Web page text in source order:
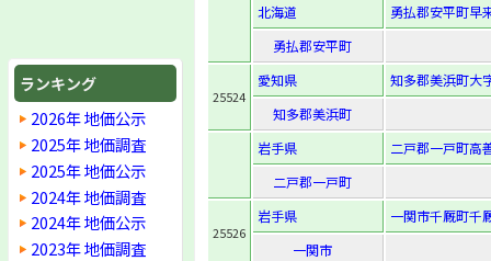
ランキング
2026年 地価公示
2025年 地価調査
2025年 地価公示
2024年 地価調査
2024年 地価公示
2023年 地価調査
北海道
勇払郡安平町早
勇払郡安平町
25524
愛知県
知多郡美浜町大
知多郡美浜町
岩手県
二戸郡一戸町高
二戸郡一戸町
25526
岩手県
一関市千厩町千
一関市